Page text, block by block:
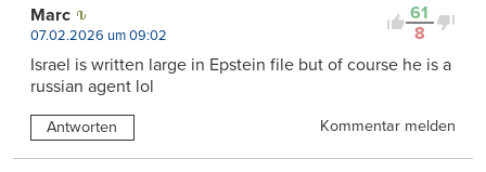
61
8
Marc
07.02.2026 um 09:02
Israel is written large in Epstein file but of course he is a
russian agent lol
Antworten Kommentar melden